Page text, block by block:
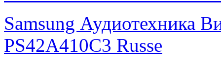
Samsung Аудиотехника
PS42A410C3 Russe